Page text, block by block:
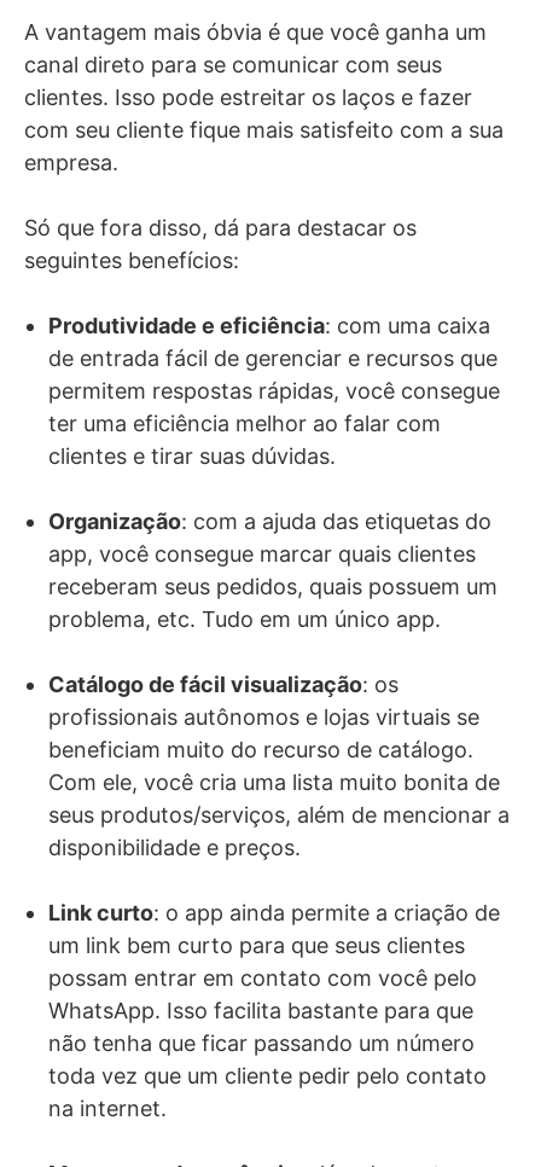
A vantagem mais óbvia é que você ganha um
canal direto para se comunicar com seus
clientes. Isso pode estreitar os laços e fazer
com seu cliente fique mais satisfeito com a sua
empresa.
Só que fora disso, dá para destacar os
seguintes benefícios:
Produtividade e eficiência: com uma caixa
de entrada fácil de gerenciar e recursos que
permitem respostas rápidas, você consegue
ter uma eficiência melhor ao falar com
clientes e tirar suas dúvidas.
Organização: com a ajuda das etiquetas do
app, você consegue marcar quais clientes
receberam seus pedidos, quais possuem um
problema, etc. Tudo em um único app.
Catálogo de fácil visualização: os
profissionais autônomos e lojas virtuais se
beneficiam muito do recurso de catálogo.
Com ele, você cria uma lista muito bonita de
seus produtos/serviços, além de mencionar a
disponibilidade e preços.
Link curto: o app ainda permite a criação de
um link bem curto para que seus clientes
possam entrar em contato com você pelo
WhatsApp. Isso facilita bastante para que
não tenha que ficar passando um número
toda vez que um cliente pedir pelo contato
na internet.